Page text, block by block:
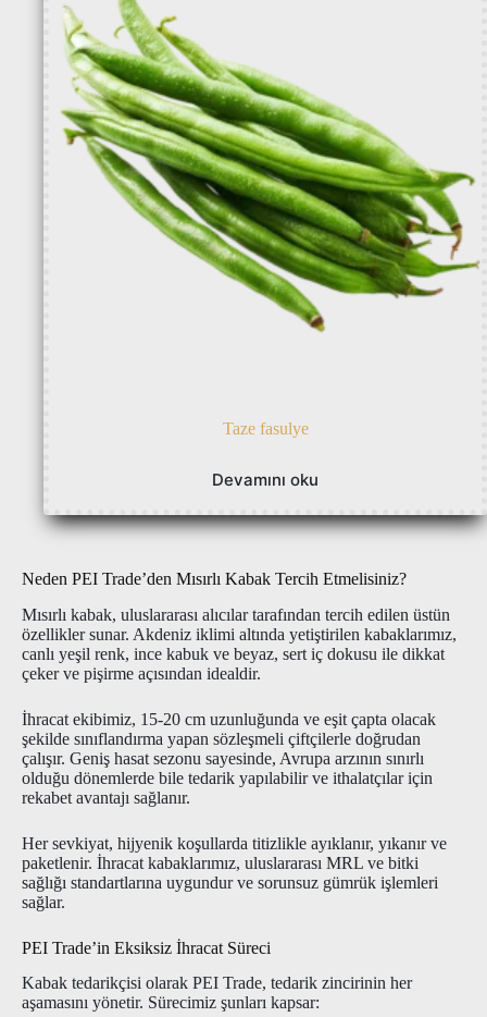
Taze fasulye
Devamını oku
Neden PEI Trade’den Mısırlı Kabak Tercih Etmelisiniz?
Mısırlı kabak, uluslararası alıcılar tarafından tercih edilen üstün
özellikler sunar. Akdeniz iklimi altında yetiştirilen kabaklarımız,
canlı yeşil renk, ince kabuk ve beyaz, sert iç dokusu ile dikkat
çeker ve pişirme açısından idealdir.
İhracat ekibimiz, 15-20 cm uzunluğunda ve eşit çapta olacak
şekilde sınıflandırma yapan sözleşmeli çiftçilerle doğrudan
çalışır. Geniş hasat sezonu sayesinde, Avrupa arzının sınırlı
olduğu dönemlerde bile tedarik yapılabilir ve ithalatçılar için
rekabet avantajı sağlanır.
Her sevkiyat, hijyenik koşullarda titizlikle ayıklanır, yıkanır ve
paketlenir. İhracat kabaklarımız, uluslararası MRL ve bitki
sağlığı standartlarına uygundur ve sorunsuz gümrük işlemleri
sağlar.
PEI Trade’in Eksiksiz İhracat Süreci
Kabak tedarikçisi olarak PEI Trade, tedarik zincirinin her
aşamasını yönetir. Sürecimiz şunları kapsar: